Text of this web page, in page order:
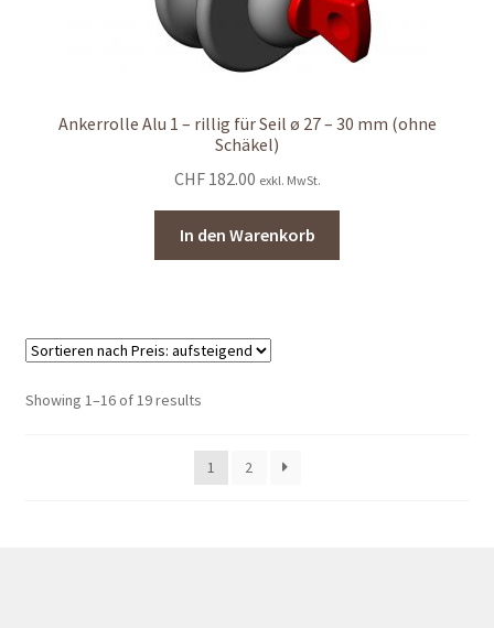
Ankerrolle Alu 1 – rillig für Seil ø 27 – 30 mm (ohne
Schäkel)
CHF182.00 exkl. MwSt.
In den Warenkorb
Showing 1–16 of 19 resultsSorted
price:
low
1 2